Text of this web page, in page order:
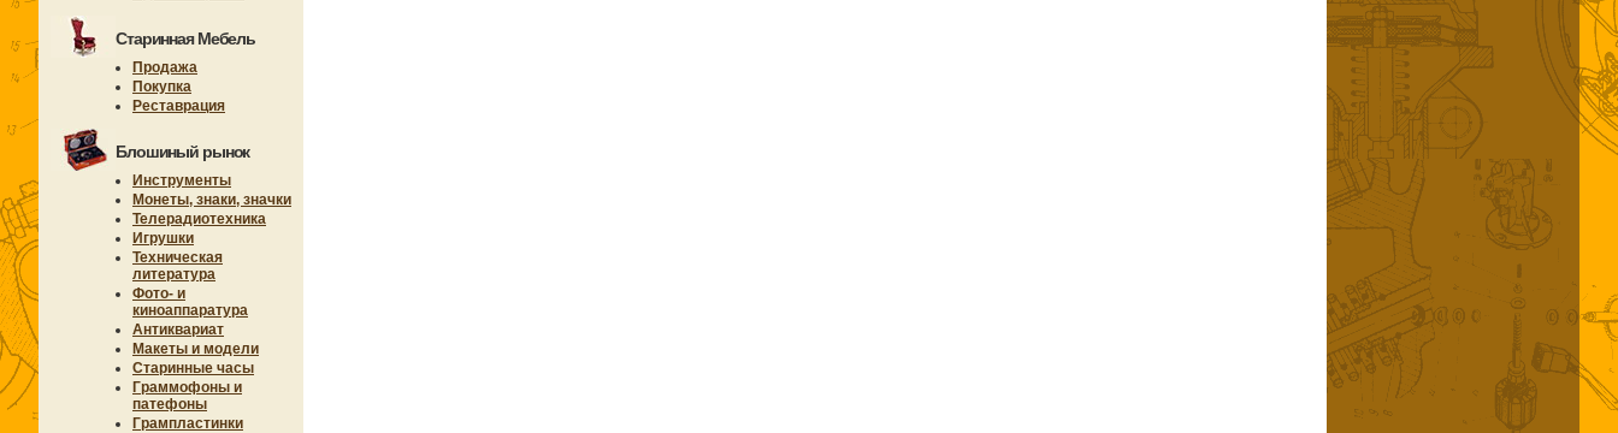
Старинная Мебель
Продажа
Покупка
Реставрация
Блошиный рынок
Инструменты
Монеты, знаки, значки
Телерадиотехника
Игрушки
Техническая
литература
Фото- и
киноаппаратура
Антиквариат
Макеты и модели
Старинные часы
Граммофоны и
патефоны
Грампластинки